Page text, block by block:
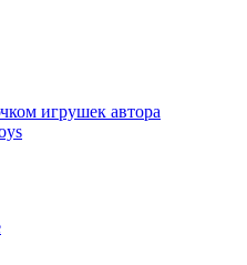
игрушек автора